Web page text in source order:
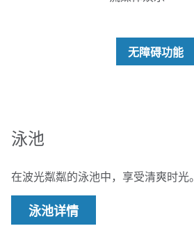
无障碍功能
泳池
在波光粼粼的泳池中，享受清爽时光。
泳池详情